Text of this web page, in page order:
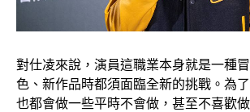
對仕凌來說，演員這職業本身就是一種
色、新作品時都須面臨全新的挑戰。為
也都會做一些平時不會做，甚至不喜歡